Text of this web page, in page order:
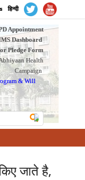
हिन्दी
Appointment
Dashboard
Pledge Form
Health
Campaign
&Will
जाते है,